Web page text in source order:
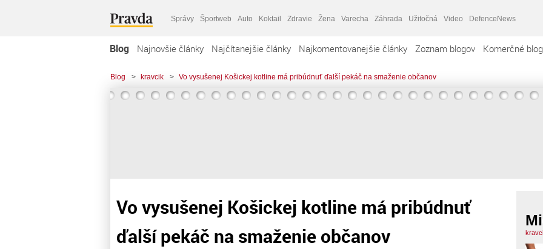
Správy Športweb Auto Koktail Zdravie Žena Varecha Záhrada Užitočná Video DefenceNews
Blog Najnovšie články Najčítanejšie články Najkomentovanejšie články Zoznam blogov Komerčné
Blog > kravcik > Vo vysušenej Košickej kotline má pribúdnuť ďalší pekáč na smaženie občanov
Vo vysušenej Košickej kotline má pribúdnuť
ďalší pekáč na smaženie občanov